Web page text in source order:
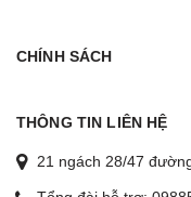
CHÍNH SÁCH
THÔNG TIN LIÊN HỆ
21 ngách 28/47